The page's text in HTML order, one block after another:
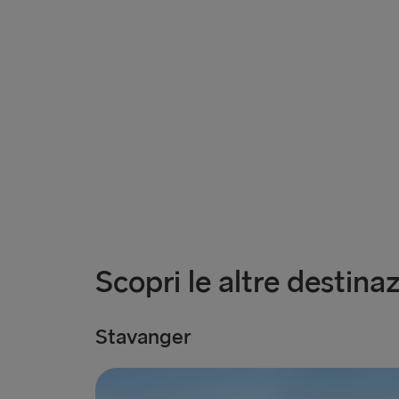
Scopri le altre
Stavanger